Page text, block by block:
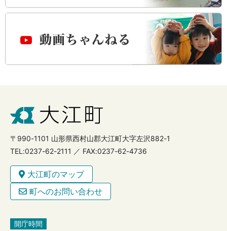
〒990-1101 山形県西村山郡大江町大字左沢882-1
TEL:0237-62-2111 ／ FAX:0237-62-4736
大江町のマップ
町へのお問い合わせ
開庁時間